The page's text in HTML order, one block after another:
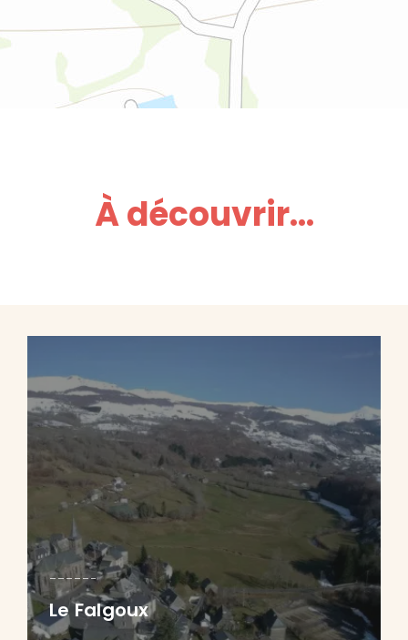
À découvrir...
Le Falgoux